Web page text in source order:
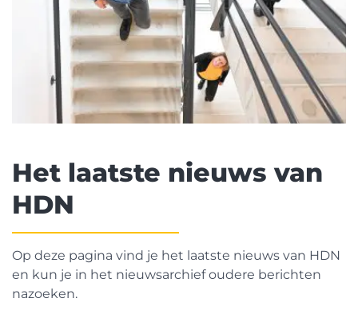
Het laatste nieuws van
HDN
Op deze pagina vind je het laatste nieuws van HDN
en kun je in het nieuwsarchief oudere berichten
nazoeken.